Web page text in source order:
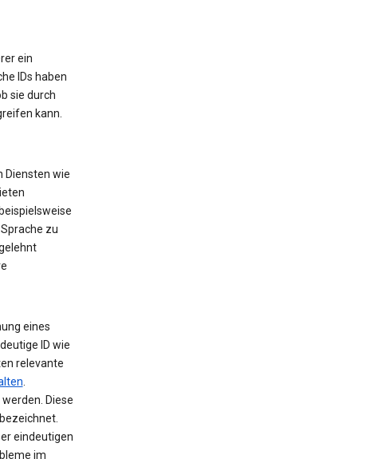
ein
IDs haben
sie durch
kann.
Diensten wie
zu
eines
ID wie
relevante
.
Diese
eindeutigen
im